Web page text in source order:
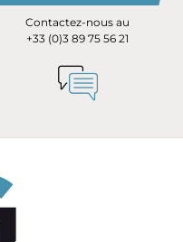
Contactez-nous au
+33 (0)3 89 75 56 21